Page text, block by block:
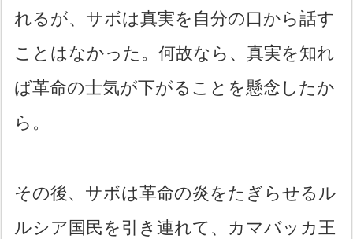
れるが、サボは真実を自分の口から話す
ことはなかった。何故なら、真実を知れ
ば革命の士気が下がることを懸念したか
ら。
その後、サボは革命の炎をたぎらせるル
ルシア国民を引き連れて、カマバッカ王